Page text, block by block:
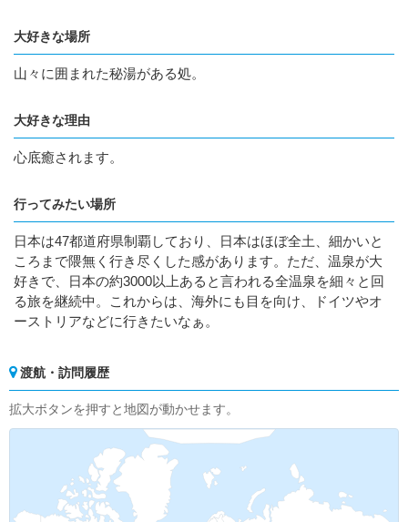
大好きな場所
山々に囲まれた秘湯がある処。
大好きな理由
心底癒されます。
行ってみたい場所
日本は47都道府県制覇しており、日本はほぼ全土、細かいと
ころまで隈無く行き尽くした感があります。ただ、温泉が大
好きで、日本の約3000以上あると言われる全温泉を細々と回
る旅を継続中。これからは、海外にも目を向け、ドイツやオ
ーストリアなどに行きたいなぁ。
渡航・訪問履歴
拡大ボタンを押すと地図が動かせます。